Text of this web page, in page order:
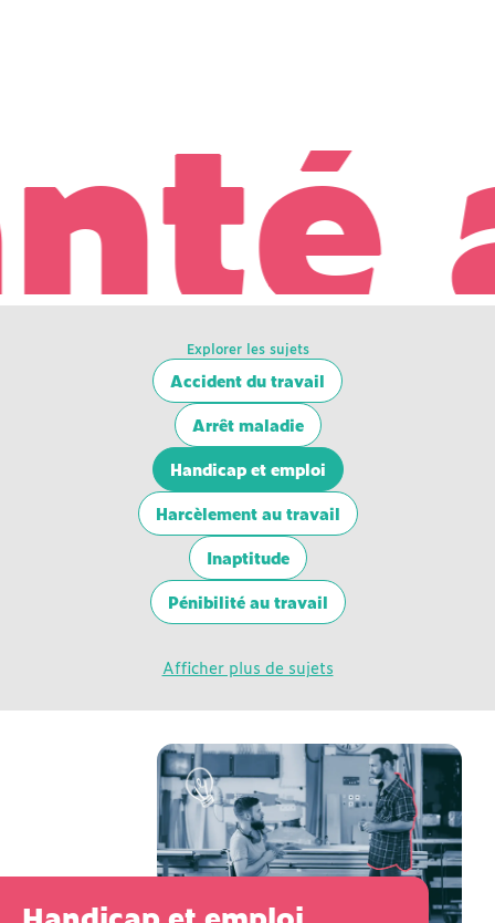
Explorer les sujets
Accident du travail
Arrêt maladie
Handicap et emploi
Harcèlement au travail
Inaptitude
Pénibilité au travail
Afficher plus de sujets